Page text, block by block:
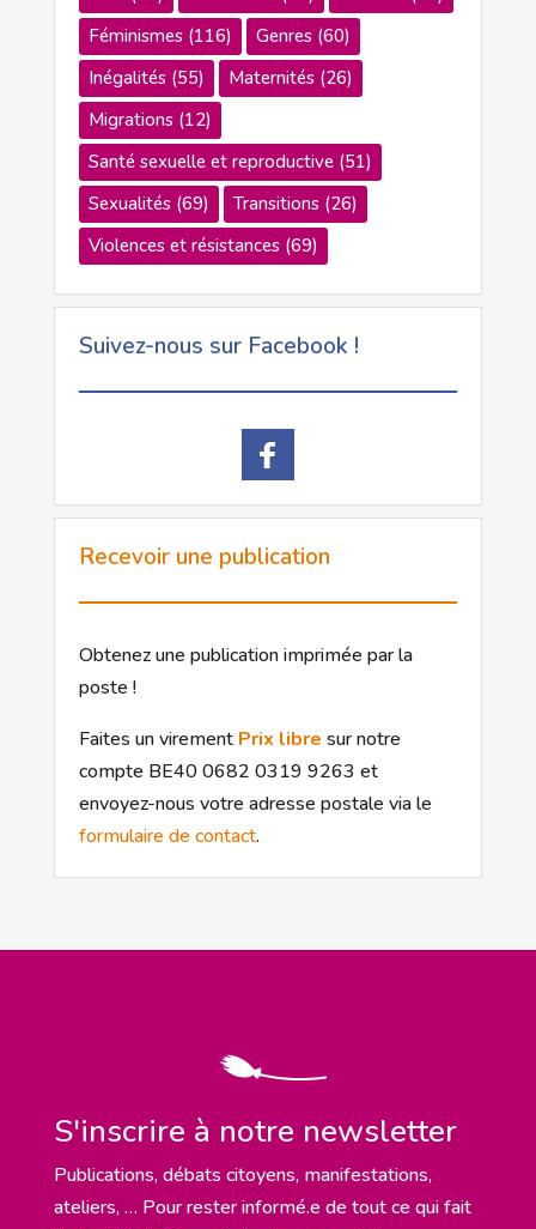
Féminismes(116) Genres(60)
Inégalités(55) Maternités(26)
Migrations(12)
Santé sexuelle et reproductive(51)
Sexualités(69) Transitions(26)
Violences et résistances(69)
Suivez-nous sur Facebook !
Recevoir une publication
Obtenez une publication imprimée par la
poste !
Faites un virement Prix libre sur notre
compte BE40 0682 0319 9263 et
envoyez-nous votre adresse postale via le
formulaire de contact.
S'inscrire à notre newsletter
Publications, débats citoyens, manifestations,
ateliers, … Pour rester informé.e de tout ce qui fait